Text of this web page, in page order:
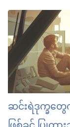
ဆင်းရဲဒုက္ခတွ